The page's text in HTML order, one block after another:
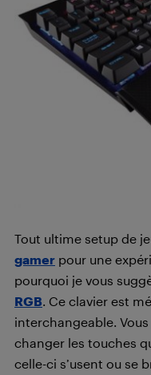
Tout ultime setup de
gamer pour une
pourquoi je vous
RGB . Ce clavier est
interchangeable.
changer les touches
celle-ci s’usent ou se